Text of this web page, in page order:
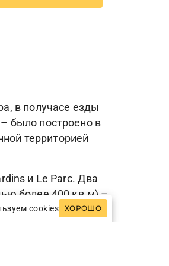
в получасе езды
было построено в
территорией
и Le Parc. Два
более 400 кв.м) –
балконы
6 Junior Suites с
cookies ХОРОШО